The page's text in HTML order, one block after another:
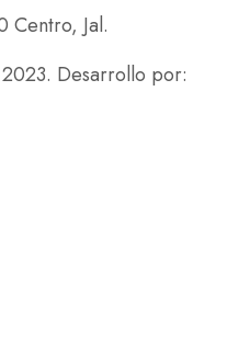
Centro, Jal.
Desarrollo por: